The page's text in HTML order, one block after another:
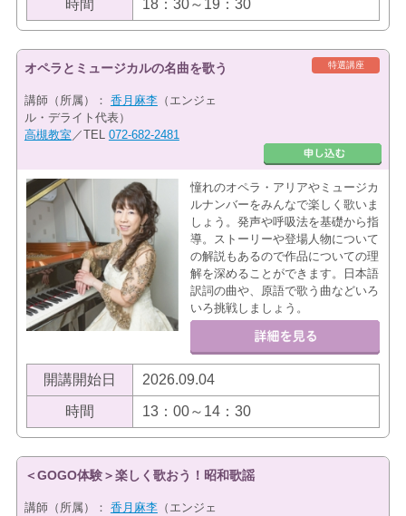
時間 18：30～19：30
特選講座
オペラとミュージカルの名曲を歌う
講師（所属）： 香月麻李（エンジェ
ル・デライト代表）
高槻教室 ／TEL 072-682-2481
憧れのオペラ・アリアやミュージカ
ルナンバーをみんなで楽しく歌いま
しょう。発声や呼吸法を基礎から指
導。ストーリーや登場人物について
の解説もあるので作品についての理
解を深めることができます。日本語
訳詞の曲や、原語で歌う曲などいろ
いろ挑戦しましょう。
開講開始日 2026.09.04
時間 13：00～14：30
＜GOGO体験＞楽しく歌おう！昭和歌謡
講師（所属）： 香月麻李（エンジェ